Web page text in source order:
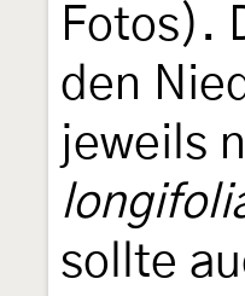
Fotos).
den
jeweils
sollte